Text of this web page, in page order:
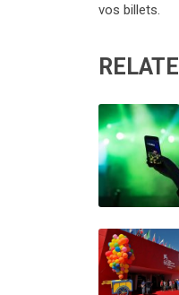
vos billets.